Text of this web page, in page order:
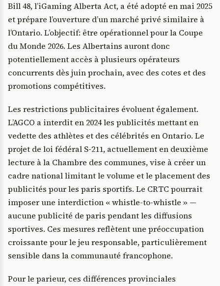
Bill 48, l’iGaming Alberta Act, a été adopté en mai 2025
et prépare l’ouverture d’un marché privé similaire à
l’Ontario. L’objectif: être opérationnel pour la Coupe
du Monde 2026. Les Albertains auront donc
potentiellement accès à plusieurs opérateurs
concurrents dès juin prochain, avec des cotes et des
promotions compétitives.
Les restrictions publicitaires évoluent également.
L’AGCO a interdit en 2024 les publicités mettant en
vedette des athlètes et des célébrités en Ontario. Le
projet de loi fédéral S-211, actuellement en deuxième
lecture à la Chambre des communes, vise à créer un
cadre national limitant le volume et le placement des
publicités pour les paris sportifs. Le CRTC pourrait
imposer une interdiction « whistle-to-whistle » —
aucune publicité de paris pendant les diffusions
sportives. Ces mesures reflètent une préoccupation
croissante pour le jeu responsable, particulièrement
sensible dans la communauté francophone.
Pour le parieur, ces différences provinciales